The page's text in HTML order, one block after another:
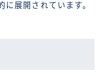
展開されています。